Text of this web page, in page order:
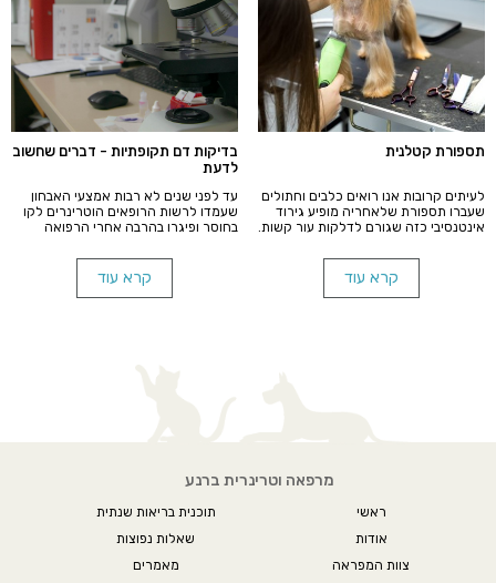
תספורת קטלנית
לעיתים קרובות אנו רואים כלבים וחתולים
שעברו תספורת שלאחריה מופיע גירוד
אינטנסיבי כזה שגורם לדלקות עור קשות.
לתספורת, חשוב לקרוא את המאמר הבא.
קרא עוד
בדיקות דם תקופתיות - דברים שחשוב
לדעת
עד לפני שנים לא רבות אמצעי האבחון
שעמדו לרשות הרופאים הוטרינרים לקו
בחוסר ופיגרו בהרבה אחרי הרפואה
לספק לידידנו הקטנים רפואה ברמה
מירבית, הביאה לרשותנו מעבדת לייזר
משוכללת מדוייקת ומותאמת לחיות
קרא עוד
מרפאה וטרינרית ברנע
ראשי
אודות
צוות המפראה
תוכנית בריאות שנתית
שאלות נפוצות
מאמרים